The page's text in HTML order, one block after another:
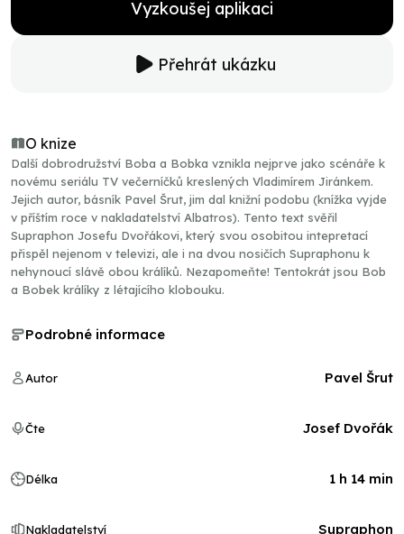
Vyzkoušej aplikaci
Přehrát ukázku
O knize
Další dobrodružství Boba a Bobka vznikla nejprve jako scénáře k
novému seriálu TV večerníčků kreslených Vladimírem Jiránkem.
Jejich autor, básník Pavel Šrut, jim dal knižní podobu (knížka vyjde
v příštím roce v nakladatelství Albatros). Tento text svěřil
Supraphon Josefu Dvořákovi, který svou osobitou intepretací
přispěl nejenom v televizi, ale i na dvou nosičích Supraphonu k
nehynoucí slávě obou králíků. Nezapomeňte! Tentokrát jsou Bob
a Bobek králíky z létajícího klobouku.
Podrobné informace
Autor Pavel Šrut
Čte Josef Dvořák
Délka 1 h 14 min
Nakladatelství Supraphon